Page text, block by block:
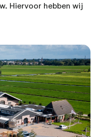
Hiervoor hebben wij